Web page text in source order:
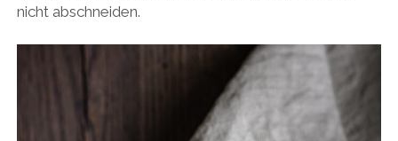
nicht abschneiden.